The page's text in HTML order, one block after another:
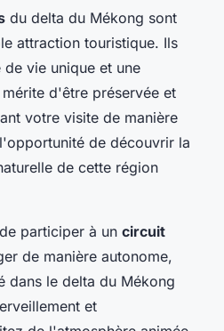
du delta du Mékong sont
attraction touristique. Ils
vie unique et une
d'être préservée et
votre visite de manière
de découvrir la
de cette région
participer à un circuit
de manière autonome,
dans le delta du Mékong
et